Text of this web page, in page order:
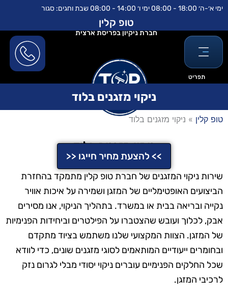
לתוכן
דילוג
ימי א׳-ה׳ 18:00 - 08:00 ימי ו׳ 14:00 - 08:00 שבת וחגים: סגור
תפריט
טופ קלין
חברת ניקיון בפריסת ארצית
ניקוי מזגנים בלוד
טופ קלין » ניקוי מזגנים בלוד
ניקוי מזגנים בלוד
>> להצעת מחיר חייגו <<
שירות ניקוי המזגנים של חברת טופ קלין מתמקד בהחזרת
הביצועים האופטימליים של המזגן ושמירה על איכות אוויר
נקייה ובריאה בבית או במשרד. בתהליך הניקוי, אנו מסירים
אבק, לכלוך ועובש שהצטברו על הפילטרים וביחידות הפנימיות
של המזגן. הצוות המקצועי שלנו משתמש בציוד מתקדם
ובחומרים ייעודיים המותאמים לסוגי מזגנים שונים, כדי לוודא
שכל החלקים הפנימיים עוברים ניקוי יסודי מבלי לגרום נזק
לרכיבי המזגן.